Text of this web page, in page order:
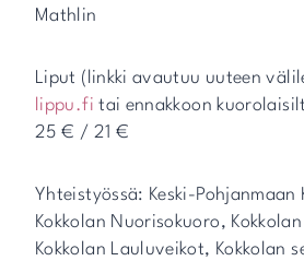
Mathlin
Liput (linkki avautuu uuteen
lippu.fi tai ennakkoon
25 € / 21 €
Yhteistyössä: Keski-Pohjanmaan
Kokkolan Nuorisokuoro,
Kokkolan Lauluveikot, Kokkolan